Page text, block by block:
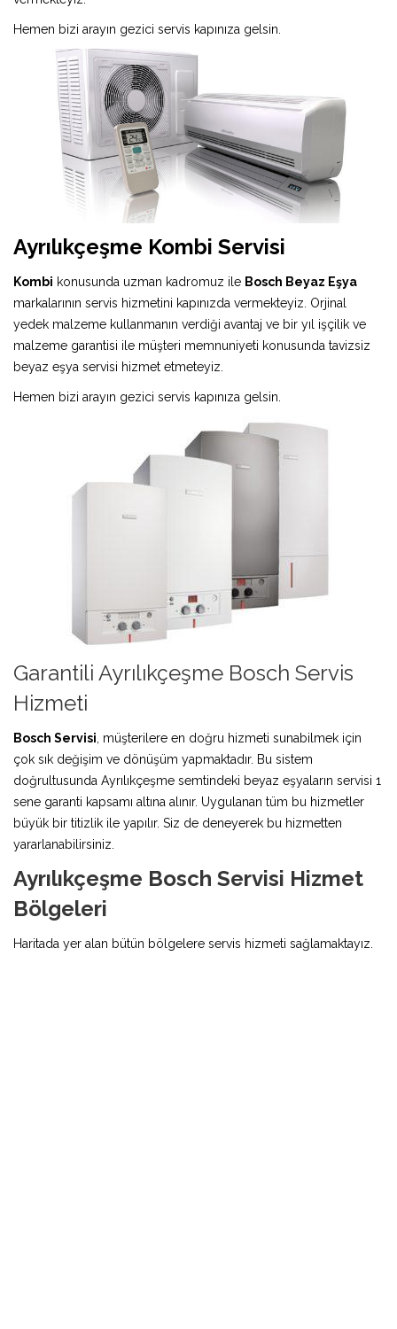
Hemen bizi arayın gezici servis kapınıza gelsin.
Ayrılıkçeşme Kombi Servisi
Kombi konusunda uzman kadromuz ile Bosch Beyaz Eşya
markalarının servis hizmetini kapınızda vermekteyiz. Orjinal
yedek malzeme kullanmanın verdiği avantaj ve bir yıl işçilik ve
malzeme garantisi ile müşteri memnuniyeti konusunda tavizsiz
beyaz eşya servisi hizmet etmeteyiz.
Hemen bizi arayın gezici servis kapınıza gelsin.
Garantili Ayrılıkçeşme Bosch Servis
Hizmeti
Bosch Servisi , müşterilere en doğru hizmeti sunabilmek için
çok sık değişim ve dönüşüm yapmaktadır. Bu sistem
doğrultusunda Ayrılıkçeşme semtindeki beyaz eşyaların servisi 1
sene garanti kapsamı altına alınır. Uygulanan tüm bu hizmetler
büyük bir titizlik ile yapılır. Siz de deneyerek bu hizmetten
yararlanabilirsiniz.
Ayrılıkçeşme Bosch Servisi Hizmet
Bölgeleri
Haritada yer alan bütün bölgelere servis hizmeti sağlamaktayız.